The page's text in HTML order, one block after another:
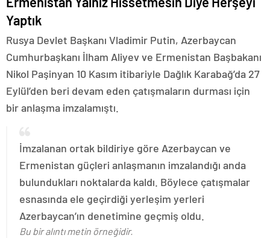
Yaptık
Rusya Devlet Başkanı Vladimir Putin, Azerbaycan
Cumhurbaşkanı İlham Aliyev ve Ermenistan Başbakanı
Nikol Paşinyan 10 Kasım itibariyle Dağlık Karabağ’da 27
Eylül’den beri devam eden çatışmaların durması için
bir anlaşma imzalamıştı.
İmzalanan ortak bildiriye göre Azerbaycan ve
Ermenistan güçleri anlaşmanın imzalandığı anda
bulundukları noktalarda kaldı. Böylece çatışmalar
esnasında ele geçirdiği yerleşim yerleri
Azerbaycan’ın denetimine geçmiş oldu.
Bu bir alıntı metin örneğidir.